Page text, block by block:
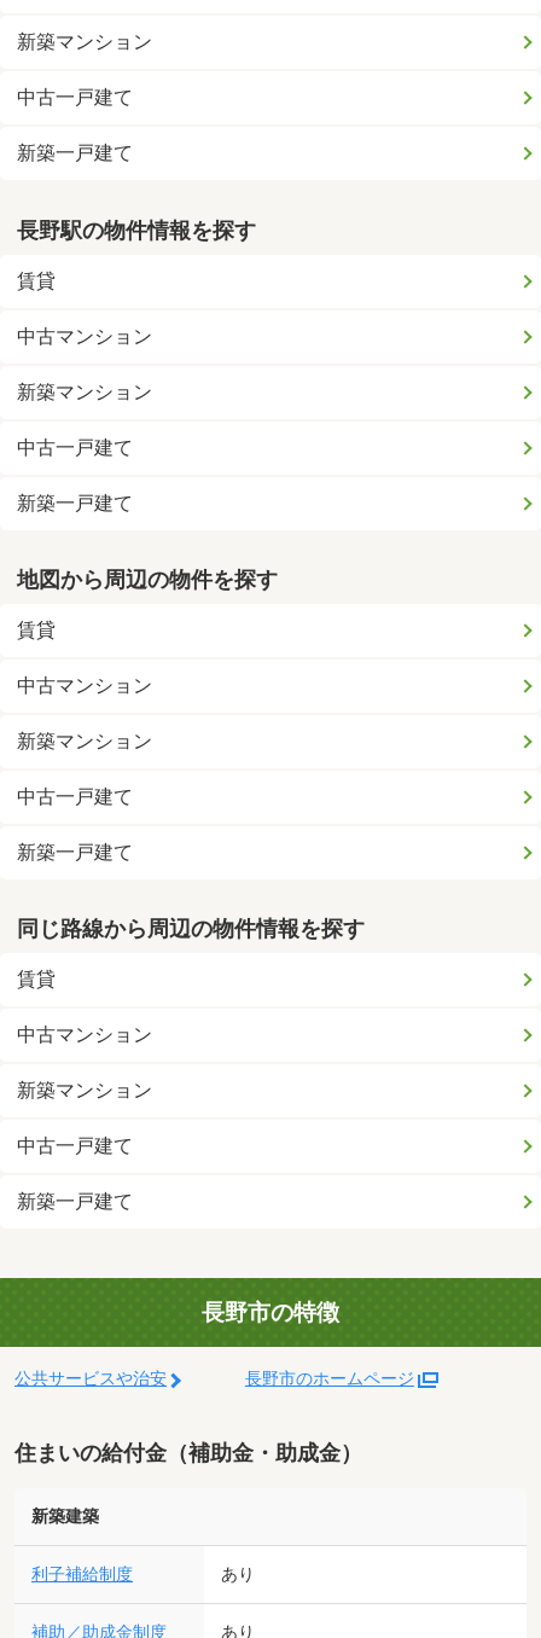
新築マンション
中古一戸建て
新築一戸建て
長野駅の物件情報を探す
賃貸
中古マンション
新築マンション
中古一戸建て
新築一戸建て
地図から周辺の物件を探す
賃貸
中古マンション
新築マンション
中古一戸建て
新築一戸建て
同じ路線から周辺の物件情報を探す
賃貸
中古マンション
新築マンション
中古一戸建て
新築一戸建て
長野市の特徴
公共サービスや治安 長野市のホームページ
住まいの給付金（補助金・助成金）
新築建築
利子補給制度 あり
補助／助成金制度 あり